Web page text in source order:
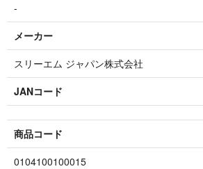
-
メーカー
スリーエム ジャパン株式会社
JANコード
商品コード
0104100100015